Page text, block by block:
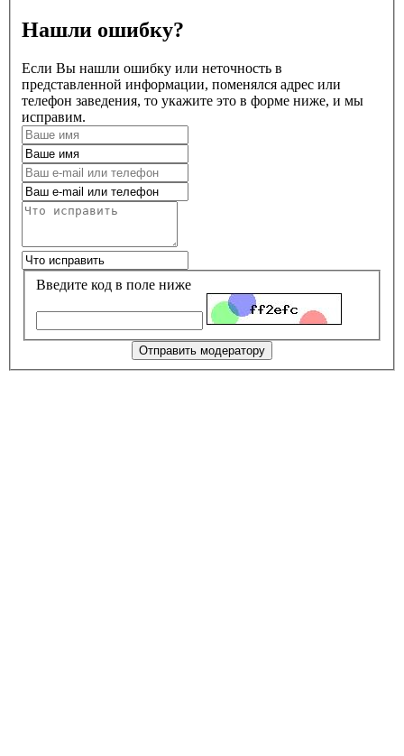
Нашли ошибку?
Если Вы нашли ошибку или неточность в
представленной информации, поменялся адрес или
телефон заведения, то укажите это в форме ниже, и мы
исправим.
Введите код в поле ниже
Отправить модератору